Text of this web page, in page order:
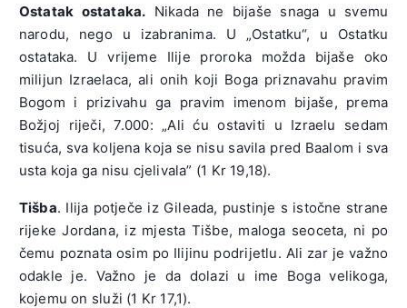
Ostatak ostataka. Nikada ne bijaše snaga u svemu
narodu, nego u izabranima. U „Ostatku“, u Ostatku
ostataka. U vrijeme Ilije proroka možda bijaše oko
milijun Izraelaca, ali onih koji Boga priznavahu pravim
Bogom i prizivahu ga pravim imenom bijaše, prema
Božjoj riječi, 7.000: „Ali ću ostaviti u Izraelu sedam
tisuća, sva koljena koja se nisu savila pred Baalom i sva
usta koja ga nisu cjelivala” (1 Kr 19,18).
Tišba. Ilija potječe iz Gileada, pustinje s istočne strane
rijeke Jordana, iz mjesta Tišbe, maloga seoceta, ni po
čemu poznata osim po Ilijinu podrijetlu. Ali zar je važno
odakle je. Važno je da dolazi u ime Boga velikoga,
kojemu on služi (1 Kr 17,1).